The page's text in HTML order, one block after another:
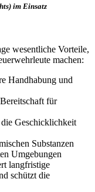
im Einsatz
wesentliche Vorteile,
machen:
Handhabung und
für
Geschicklichkeit
Substanzen
Umgebungen
langfristige
schützt die